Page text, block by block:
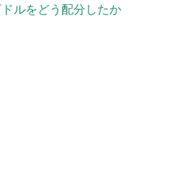
ルをどう配分したか